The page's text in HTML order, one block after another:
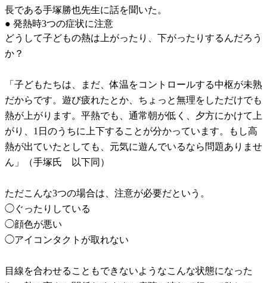
長である手塚勝也先生に話を聞いた。
● 発熱時3つの症状に注意
どうして子どもの熱は上がったり、下がったりするんだろう
か？
「子どもたちは、まだ、体温をコントロールする中枢が未熟
だからです。遊び疲れたとか、ちょっと無理をしただけでも
熱が上がります。平熱でも、通常朝が低く、夕方にかけて上
がり、1日のうちに上下することが分かっています。もし高
熱が出ていたとしても、元気に遊んでいるなら問題ありませ
ん」（手塚氏 以下同）
ただこんな3つの場合は、注意が必要だという。
◯ぐったりしている
◯顔色が悪い
◯アイコンタクトが取れない
目線を合わせることもできないようなこんな状態になった